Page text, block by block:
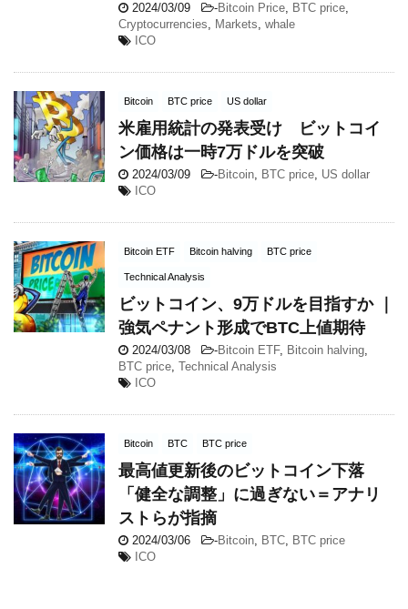
2024/03/09 -Bitcoin Price BTC price
Cryptocurrencies
Markets whale
ICO
Bitcoin BTC price US dollar
米雇用統計の発表受け ビットコイ
ン価格は一時7万ドルを突破
2024/03/09 -Bitcoin BTC price US dollar
ICO
Bitcoin ETF Bitcoin halving BTC price
Technical Analysis
ビットコイン、9万ドルを目指すか ｜
強気ペナント形成でBTC上値期待
2024/03/08 -Bitcoin ETF, Bitcoin halving
BTC price Technical Analysis
ICO
Bitcoin BTC BTC price
最高値更新後のビットコイン下落
「健全な調整」に過ぎない＝アナリ
ストらが指摘
2024/03/06 -Bitcoin BTC BTC price
ICO